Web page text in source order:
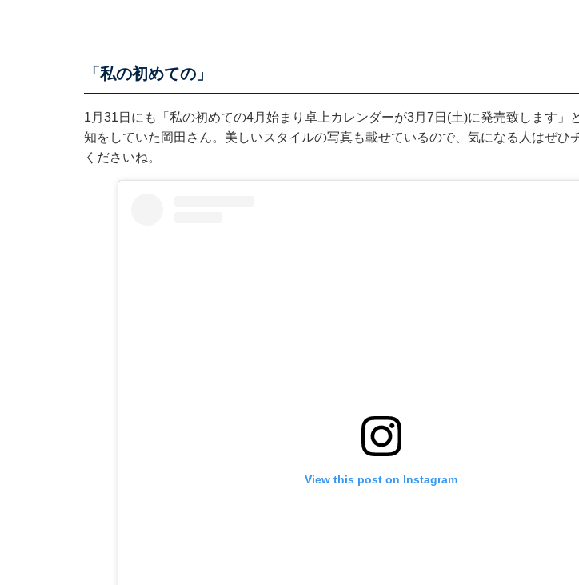
「私の初めての」
1月31日にも「私の初めての4月始まり卓上カレンダーが3月7日(土)に発売致します」
知をしていた岡田さん。美しいスタイルの写真も載せているので、気になる人はぜひ
くださいね。
View this post on Instagram